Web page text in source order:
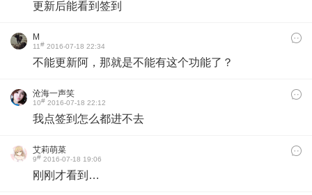
更新后能看到签到
M
11# 2016-07-18 22:34
不能更新阿，那就是不能有这个功能了？
沧海一声笑
10# 2016-07-18 22:12
我点签到怎么都进不去
艾莉萌菜
9# 2016-07-18 19:06
刚刚才看到…